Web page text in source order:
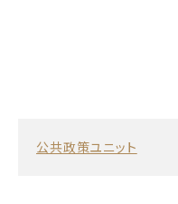
公共政策ユニット